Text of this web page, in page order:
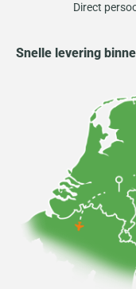
Direct
Snelle levering